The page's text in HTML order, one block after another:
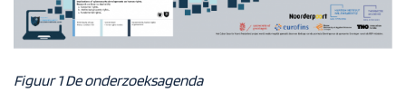
Figuur 1 De onderzoeksagenda